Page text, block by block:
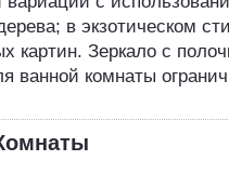
в экзотическом
картин. Зеркало с
ванной комнаты